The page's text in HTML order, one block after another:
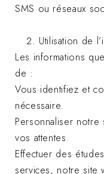
SMS ou réseaux
Utilisation de
Les informations
de :
Vous identifiez et
nécessaire.
Personnaliser
vos attentes.
Effectuer des
services, notre site